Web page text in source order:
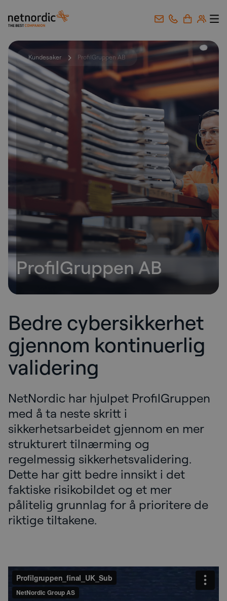
NetNordic Norway
Kundesaker ProfilGruppen AB
ProfilGruppen AB
Bedre cybersikkerhet
gjennom kontinuerlig
validering
NetNordic har hjulpet ProfilGruppen
med å ta neste skritt i
sikkerhetsarbeidet gjennom en mer
strukturert tilnærming og
regelmessig sikkerhetsvalidering.
Dette har gitt bedre innsikt i det
faktiske risikobildet og et mer
pålitelig grunnlag for å prioritere de
riktige tiltakene.